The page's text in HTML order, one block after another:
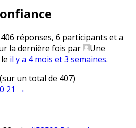
réponses, 6 participants et a
la dernière fois par
Une
il y a 4 mois et 3 semaines.
un total de 407)
21 →